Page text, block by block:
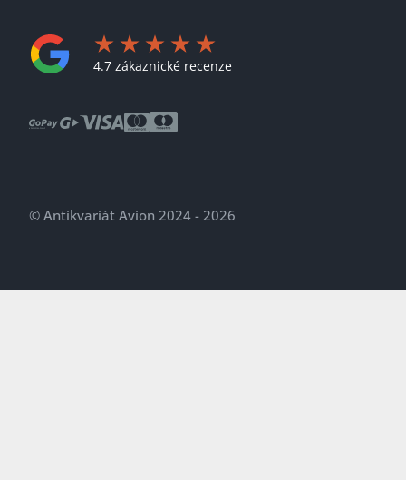
4.7 zákaznické recenze
© Antikvariát Avion 2024 - 2026